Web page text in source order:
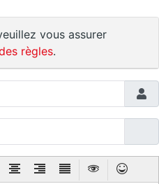
vous assurer
règles.